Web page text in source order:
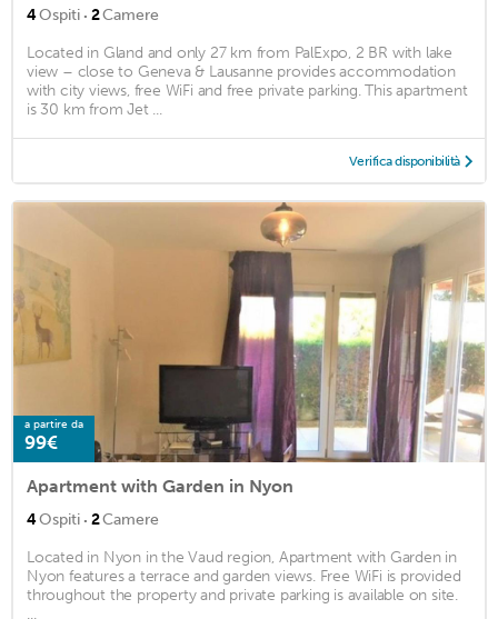
4Ospiti · 2Camere
Located in Gland and only 27 km from PalExpo, 2 BR with lake
view – close to Geneva & Lausanne provides accommodation
with city views, free WiFi and free private parking. This apartment
is 30 km from Jet ...
Verifica disponibilità
a partire da
99€
Apartment with Garden in Nyon
4Ospiti · 2Camere
Located in Nyon in the Vaud region, Apartment with Garden in
Nyon features a terrace and garden views. Free WiFi is provided
throughout the property and private parking is available on site.
...